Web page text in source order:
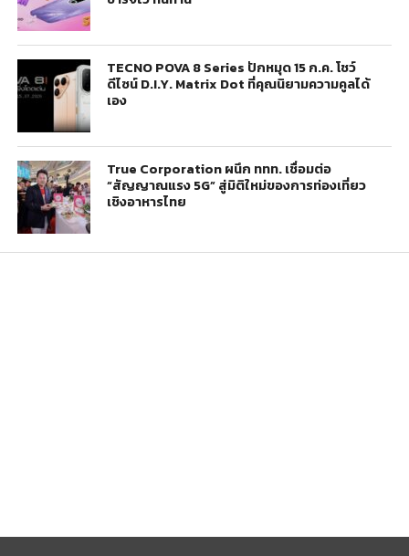
TECNO POVA 8 Series ปักหมุด 15 ก.ค. โชว์
ดีไซน์ D.I.Y. Matrix Dot ที่คุณนิยามความคูลได้
เอง
True Corporation ผนึก ททท. เชื่อมต่อ
“สัญญาณแรง 5G” สู่มิติใหม่ของการท่องเที่ยว
เชิงอาหารไทย